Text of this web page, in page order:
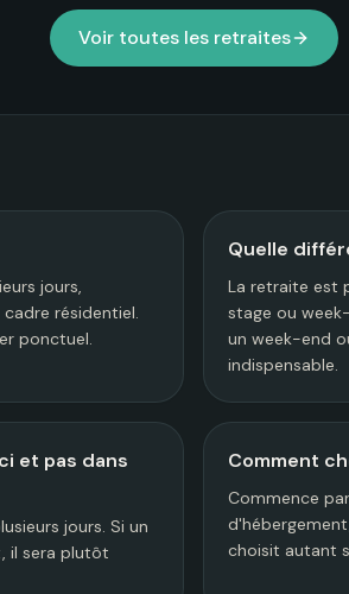
Voir toutes les retraites
jours,
résidentiel.
ponctuel.
Quelle
La retraite est
stage ou
un week-end
indispensable.
et pas dans
jours. Si un
il sera plutôt
Comment
Commence
choisit autant